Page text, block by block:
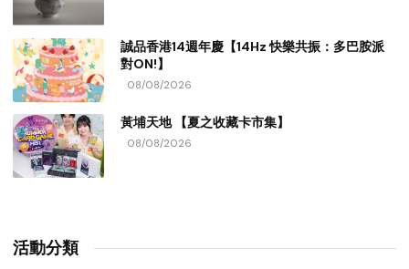
誠品香港14週年慶【14Hz 快樂共振：多巴胺派
對ON!】
08/08/2026
黃埔天地 【夏之收藏卡市集】
08/08/2026
活動分類